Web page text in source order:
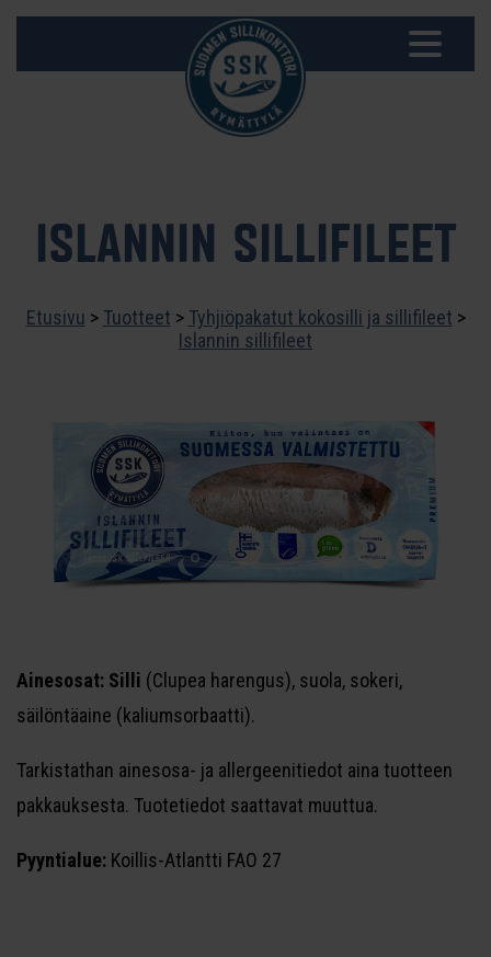
ISLANNIN SILLIFILEET
Etusivu > Tuotteet > Tyhjiöpakatut kokosilli ja sillifileet >
Islannin sillifileet
Ainesosat: Silli (Clupea harengus), suola, sokeri,
säilöntäaine (kaliumsorbaatti).
Tarkistathan ainesosa- ja allergeenitiedot aina tuotteen
pakkauksesta. Tuotetiedot saattavat muuttua.
Pyyntialue: Koillis-Atlantti FAO 27